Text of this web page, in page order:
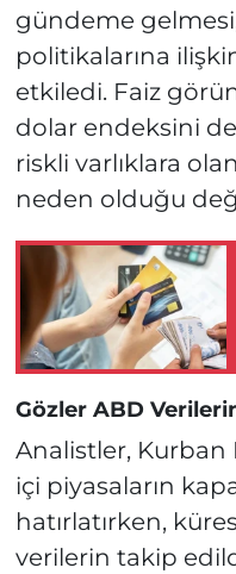
gündeme gelmesi,
politikalarına
etkiledi. Faiz
dolar endeksini
riskli varlıklara
neden olduğu
Gözler ABD
Analistler, Kurban
içi piyasaların
hatırlatırken,
verilerin takip